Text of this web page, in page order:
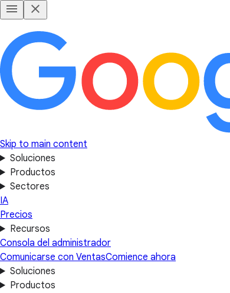
Skip to main content
Soluciones
Productos
Sectores
IA
Precios
Recursos
Consola del administrador
Comunicarse con VentasComience ahora
Soluciones
Productos